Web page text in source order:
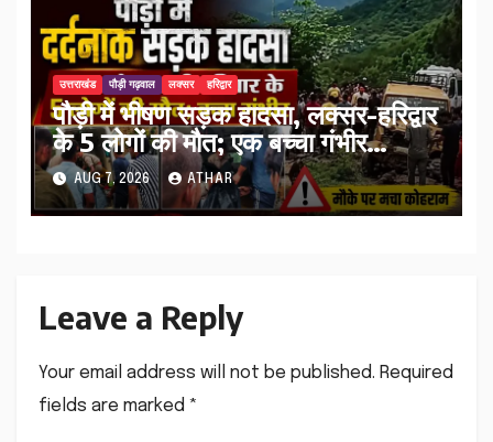
उत्तराखंड पौड़ी गढ़वाल लक्सर हरिद्वार
पौड़ी में भीषण सड़क हादसा, लक्सर-हरिद्वार
के 5 लोगों की मौत; एक बच्चा गंभीर
घायल…
AUG 7, 2026 ATHAR
Leave a Reply
Your email address will not be published. Required
fields are marked *